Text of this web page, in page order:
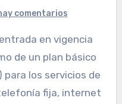
comentarios
de un plan básico
para los servicios de
fija, internet